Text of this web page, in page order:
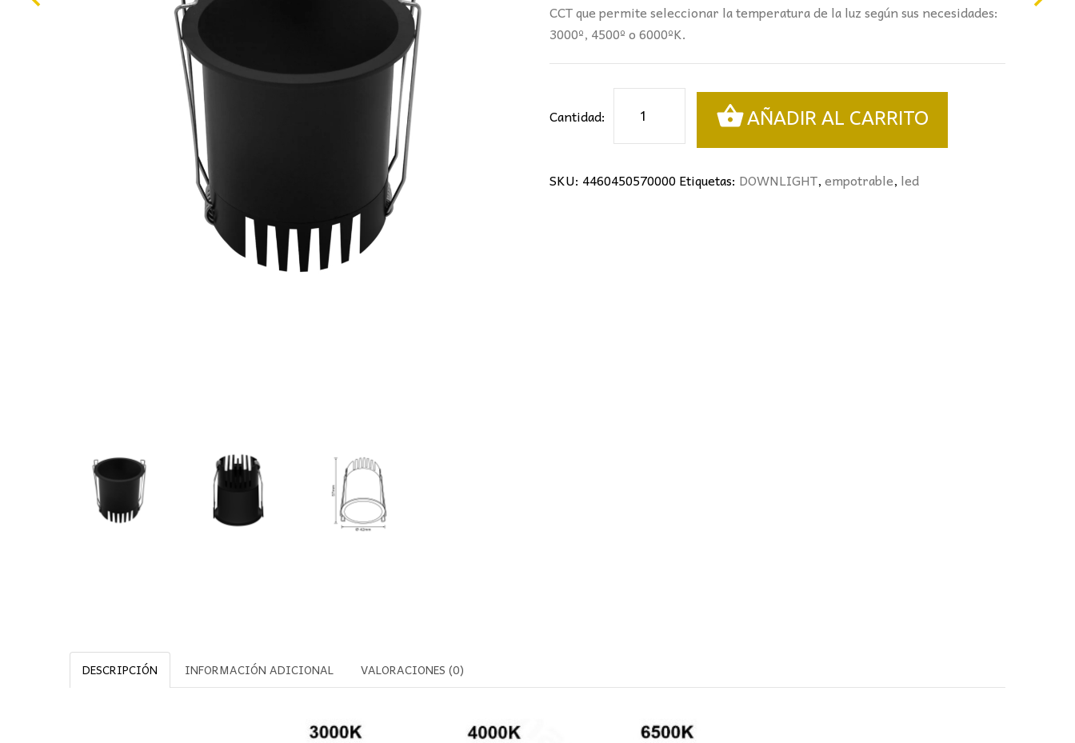
CCT que permite seleccionar la temperatura de la luz según sus necesidades:
3000º, 4500º o 6000ºK.
Cantidad:
empotrable
LED
CCT
AÑADIR AL CARRITO
SKU: 4460450570000Etiquetas: DOWNLIGHT,empotrable, led
DESCRIPCIÓN INFORMACIÓN ADICIONAL VALORACIONES (0)